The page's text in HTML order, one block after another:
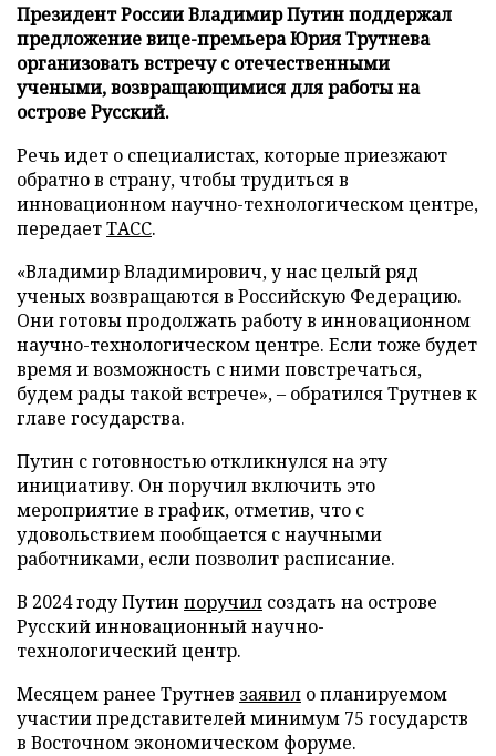
Президент России Владимир Путин поддержал
предложение вице-премьера Юрия Трутнева
организовать встречу с отечественными
учеными, возвращающимися для работы на
острове Русский.
Речь идет о специалистах, которые приезжают
обратно в страну, чтобы трудиться в
инновационном научно-технологическом центре,
передаетТАСС.
«Владимир Владимирович, у нас целый ряд
ученых возвращаются в Российскую Федерацию.
Они готовы продолжать работу в инновационном
научно-технологическом центре. Если тоже будет
время и возможность с ними повстречаться,
будем рады такой встрече», – обратился Трутнев к
главе государства.
Путин с готовностью откликнулся на эту
инициативу. Он поручил включить это
мероприятие в график, отметив, что с
удовольствием пообщается с научными
работниками, если позволит расписание.
В 2024 году Путин поручил создать на острове
Русский инновационный научно-
технологический центр.
Месяцем ранее Трутнев заявил о планируемом
участии представителей минимум 75 государств
в Восточном экономическом форуме.